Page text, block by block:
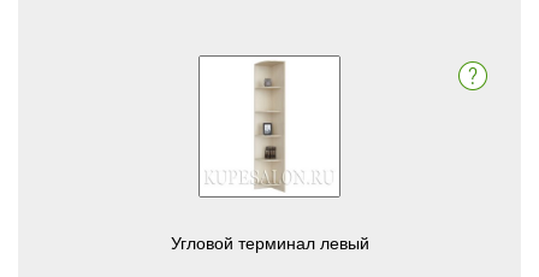
Угловой терминал левый